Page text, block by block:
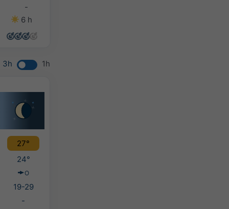
-
6 h
3h 1h
27°
24°
O
19-29
-